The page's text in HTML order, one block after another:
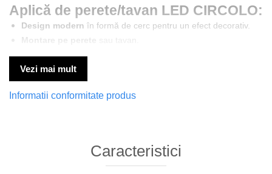
Aplică de perete/tavan LED CIRCOLO:
Design modern în formă de cerc pentru un efect decorativ.
Montare pe perete
Sursă LED integrată
Flux luminos 560 lm
Această aplică poate fi montată atât pe perete, cât și pe tavan. În
* Va rugam verificati dimensiunea produsului pentru a va
asigura ca aceasta lampa se potriveste cu incaperea dvs.
Vezi mai mult
Informatii conformitate produs
Caracteristici